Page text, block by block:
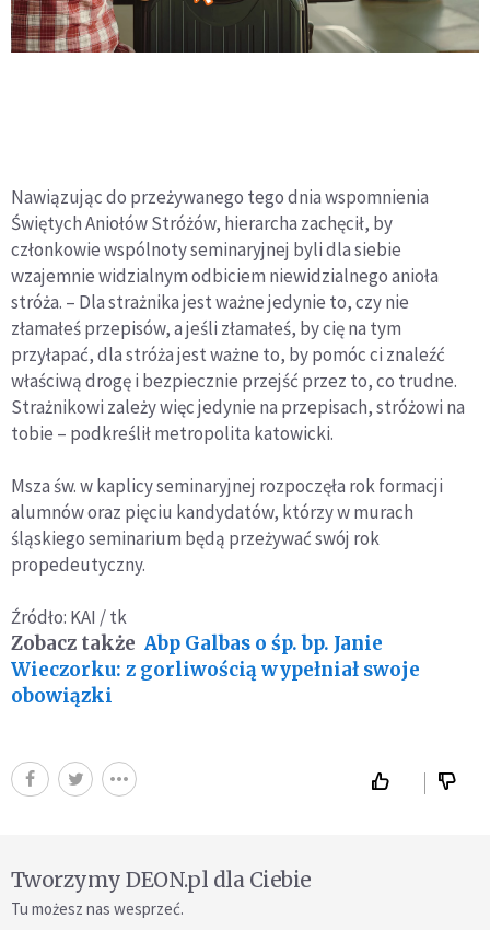
Nawiązując do przeżywanego tego dnia wspomnienia
Świętych Aniołów Stróżów, hierarcha zachęcił, by
członkowie wspólnoty seminaryjnej byli dla siebie
wzajemnie widzialnym odbiciem niewidzialnego anioła
stróża. – Dla strażnika jest ważne jedynie to, czy nie
złamałeś przepisów, a jeśli złamałeś, by cię na tym
przyłapać, dla stróża jest ważne to, by pomóc ci znaleźć
właściwą drogę i bezpiecznie przejść przez to, co trudne.
Strażnikowi zależy więc jedynie na przepisach, stróżowi na
tobie – podkreślił metropolita katowicki.
Msza św. w kaplicy seminaryjnej rozpoczęła rok formacji
alumnów oraz pięciu kandydatów, którzy w murach
śląskiego seminarium będą przeżywać swój rok
propedeutyczny.
Źródło: KAI / tk
Zobacz także Abp Galbas o śp. bp. Janie
Wieczorku: z gorliwością wypełniał swoje
obowiązki
Tworzymy DEON.pl dla Ciebie
Tu możesz nas wesprzeć.